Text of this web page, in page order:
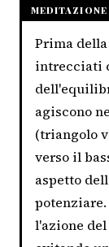
MEDITAZIONE
Prima
intrecciati
agiscono
(triangolo
verso il
aspetto
l'azione